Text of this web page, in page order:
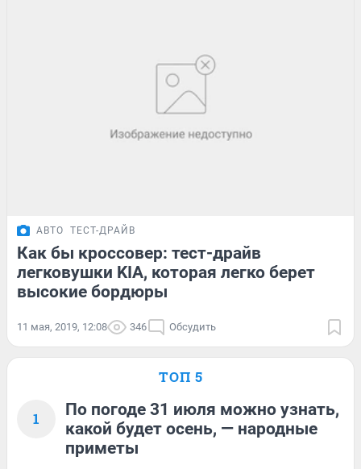
АВТО ТЕСТ-ДРАЙВ
Как бы кроссовер: тест-драйв
легковушки KIA, которая легко берет
высокие бордюры
11 мая, 2019, 12:08 346 Обсудить
ТОП 5
1
По погоде 31 июля можно узнать,
какой будет осень, — народные
приметы